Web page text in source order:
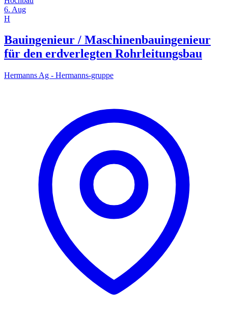
6. Aug
H
Bauingenieur / Maschinenbauingenieur
für den erdverlegten Rohrleitungsbau
Hermanns Ag - Hermanns-gruppe